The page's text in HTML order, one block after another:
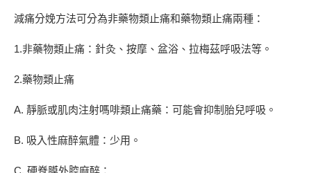
減痛分娩方法可分為非藥物類止痛和藥物類止痛兩種：
1.非藥物類止痛：針灸、按摩、盆浴、拉梅茲呼吸法等。
2.藥物類止痛
A. 靜脈或肌肉注射嗎啡類止痛藥：可能會抑制胎兒呼吸。
B. 吸入性麻醉氣體：少用。
C. 硬脊膜外腔麻醉：